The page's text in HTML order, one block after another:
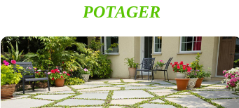
POTAGER